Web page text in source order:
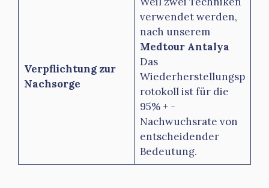
Verpflichtung zur
Nachsorge
verwendet werden,
nach unserem
Medtour Antalya
Das
Wiederherstellungsp
rotokoll ist für die
95% + -
Nachwuchsrate von
entscheidender
Bedeutung.